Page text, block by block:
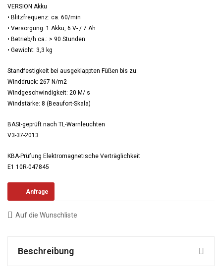
VERSION Akku
• Blitzfrequenz: ca. 60/min
• Versorgung: 1 Akku, 6 V- / 7 Ah
• Betrieb/h ca.: > 90 Stunden
• Gewicht: 3,3 kg
Standfestigkeit bei ausgeklappten Füßen bis zu:
Winddruck: 267 N/m2
Windgeschwindigkeit: 20 M/ s
Windstärke: 8 (Beaufort-Skala)
BASt-geprüft nach TL-Warnleuchten
V3-37-2013
KBA-Prüfung Elektromagnetische Verträglichkeit
E1 10R-047845
Anfrage
Auf die Wunschliste
Beschreibung